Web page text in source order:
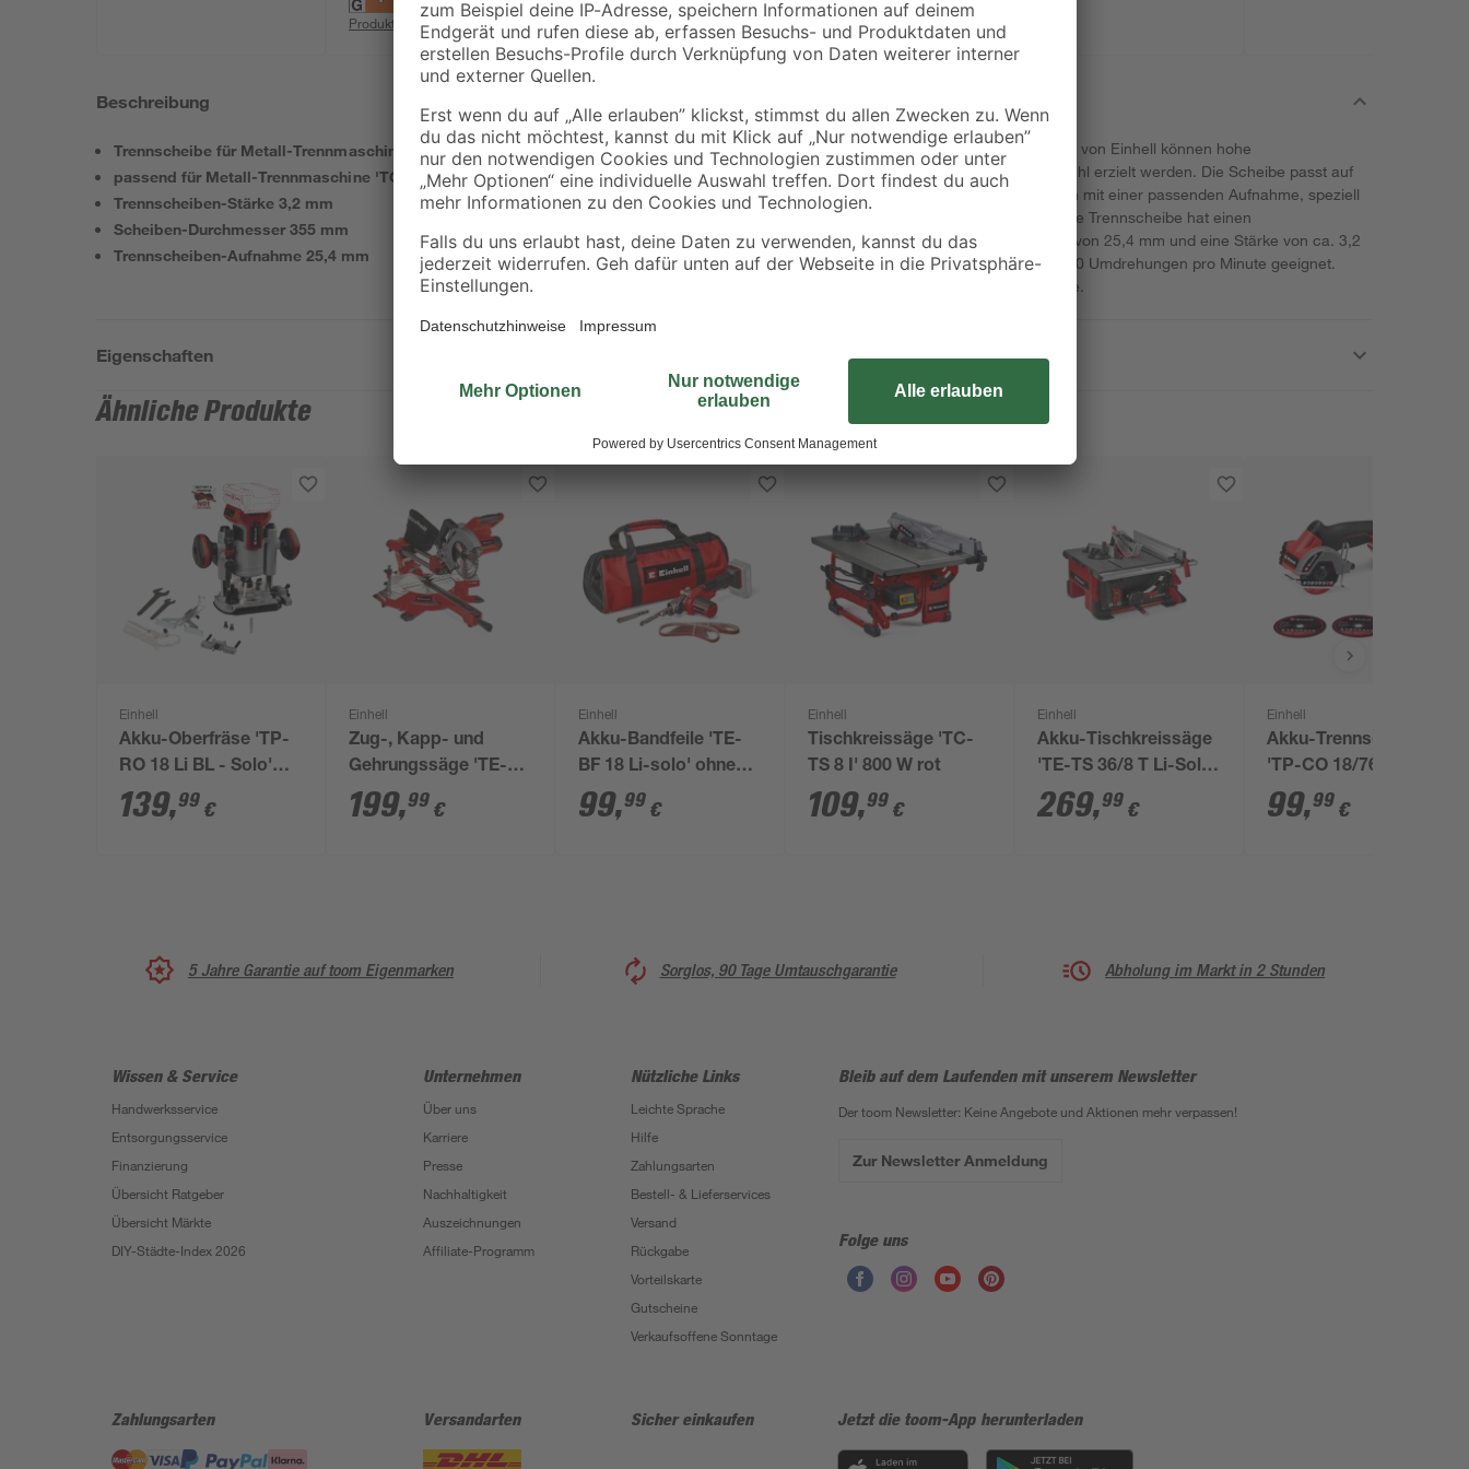
Produktdatenblatt
Beschreibung
Trennscheibe für Metall-Trennmaschinen
passend für Metall-Trennmaschine 'TC-MC 355/1'
Trennscheiben-Stärke 3,2 mm
Scheiben-Durchmesser 355 mm
Trennscheiben-Aufnahme 25,4 mm
Mit der Trennscheibe für Metall-Trennmaschinen von Einhell können hohe
Schneidleistungen in Blech oder Rohren aus Stahl erzielt werden. Die Scheibe passt auf
fast alle handelsüblichen Metall-Trennmaschinen mit einer passenden Aufnahme, speziell
auf die Metall-Trennmaschine 'TC-MC 355/1'. Die Trennscheibe hat einen
Außendurchmesser von 355 mm, eine Bohrung von 25,4 mm und eine Stärke von ca. 3,2
mm. Sie ist für eine maximale Drehzahl von 4.400 Umdrehungen pro Minute geeignet.
Zusätzlich besitzt die Bohrung eine Metalleinlage.
Eigenschaften
Ähnliche Produkte
Einhell
Akku-Oberfräse 'TP-
RO 18 Li BL - Solo'
ohne Akku
139,99 €
Einhell
Zug-, Kapp- und
Gehrungssäge 'TE-
SM 36/210 Li-Solo' 18
V ohne Akku, Ø 210
199,99 €
Einhell
Akku-Bandfeile 'TE-
BF 18 Li-solo' ohne
Akku und Ladegerät
99,99 €
Einhell
Tischkreissäge 'TC-
TS 8 I' 800 W rot
109,99 €
Einhell
Akku-Tischkreissäge
'TE-TS 36/8 T Li-Solo'
ohne Akku+
269,99 €
Einhell
Akku-Trennschleifer
'TP-CO 18/76-C Li BL
- Solo' ohne Akku
99,99 €
5 Jahre Garantie auf toom Eigenmarken Sorglos, 90 Tage Umtauschgarantie Abholung im Markt in 2 Stunden
Wissen & Service
Handwerksservice
Entsorgungsservice
Finanzierung
Übersicht Ratgeber
Übersicht Märkte
DIY-Städte-Index 2026
Unternehmen
Über uns
Karriere
Presse
Nachhaltigkeit
Auszeichnungen
Affiliate-Programm
Nützliche Links
Leichte Sprache
Hilfe
Zahlungsarten
Bestell- & Lieferservices
Versand
Rückgabe
Vorteilskarte
Gutscheine
Verkaufsoffene Sonntage
Bleib auf dem Laufenden mit unserem Newsletter
Der toom Newsletter: Keine Angebote und Aktionen mehr verpassen!
Zur Newsletter Anmeldung
Folge uns
Zahlungsarten Versandarten Sicher einkaufen Jetzt die toom-App herunterladen